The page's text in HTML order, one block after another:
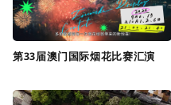
第33届澳门国际烟花比赛汇演